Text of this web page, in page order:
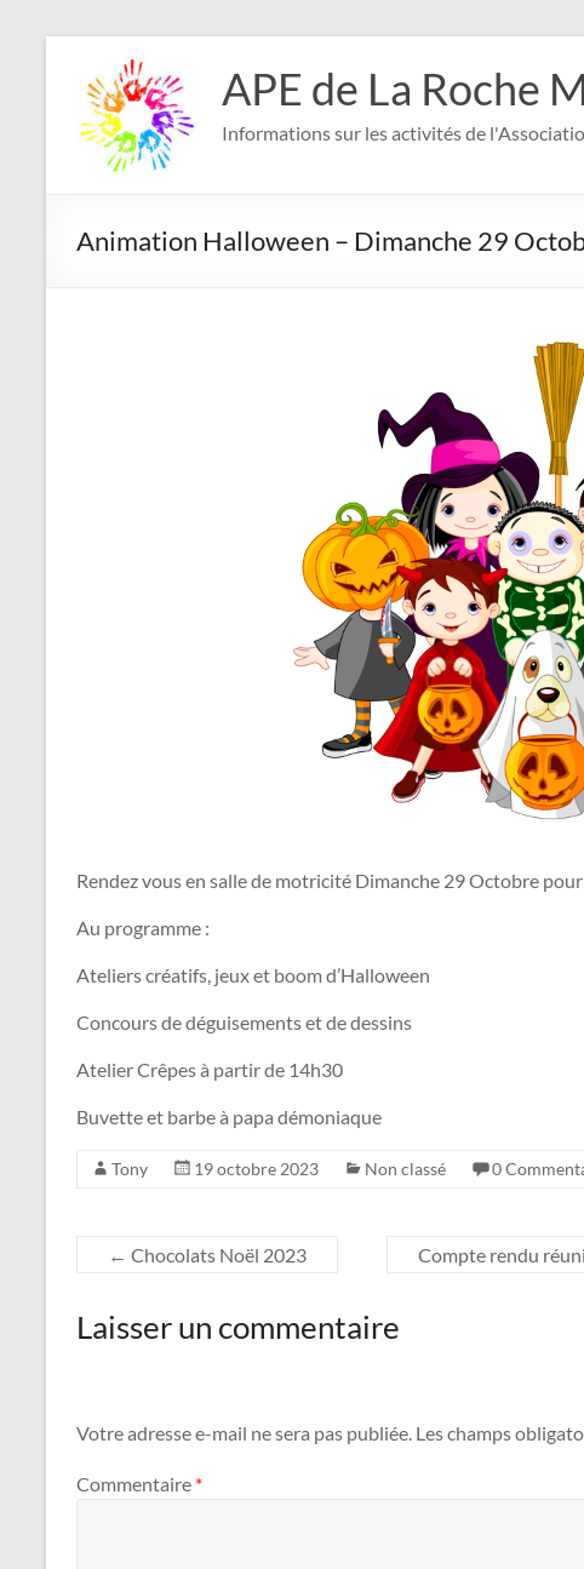
contenu
APE de La Roche
Informations sur les activités de
Animation Halloween – Dimanche 29
Rendez vous en salle de motricité Dimanche 29 Octobre
Au programme :
Ateliers créatifs, jeux et boom d’Halloween
Concours de déguisements et de dessins
Atelier Crêpes à partir de 14h30
Buvette et barbe à papa démoniaque
Tony 19 octobre 2023 Non classé 0
← Chocolats Noël 2023 Compte rendu
Laisser un commentaire
Votre adresse e-mail ne sera pas publiée. Les champs
Commentaire *